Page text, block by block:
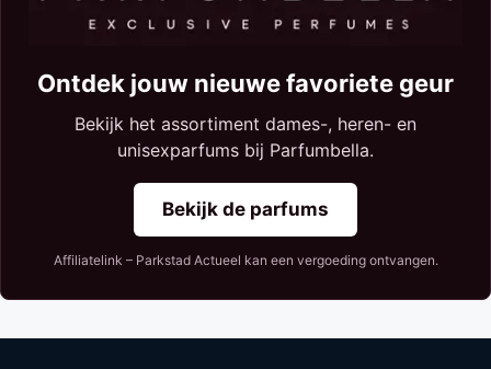
Ontdek jouw nieuwe favoriete geur
Bekijk het assortiment dames-, heren- en
unisexparfums bij Parfumbella.
Bekijk de parfums
Affiliatelink – Parkstad Actueel kan een vergoeding ontvangen.